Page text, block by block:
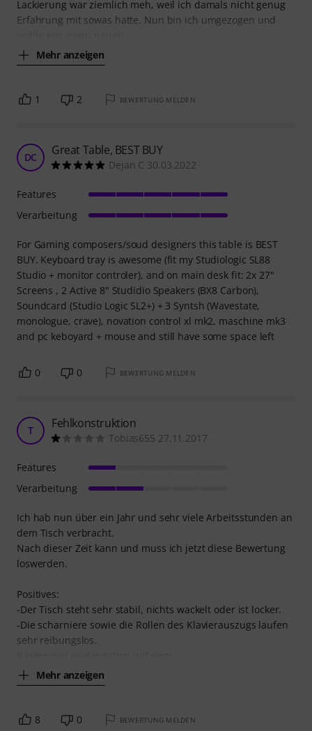
Lackierung war ziemlich meh, weil ich damals nicht genug
Erfahrung mit sowas hatte. Nun bin ich umgezogen und
Mehr anzeigen
1 2 BEWERTUNG MELDEN
DC Great Table, BEST BUY
Dejan C 30.03.2022
For Gaming composers/soud designers this table is BEST
BUY. Keyboard tray is awesome (fit my Studiologic SL88
Studio + monitor controler), and on main desk fit: 2x 27"
Screens , 2 Active 8" Studidio Speakers (BX8 Carbon),
Soundcard (Studio Logic SL2+) + 3 Syntsh (Wavestate,
monologue, crave), novation control xl mk2, maschine mk3
and pc keboyard + mouse and still have some space left
Features
Verarbeitung
0 0 BEWERTUNG MELDEN
T Fehlkonstruktion
Tobias655 27.11.2017
Ich hab nun über ein Jahr und sehr viele Arbeitsstunden an
dem Tisch verbracht.
Nach dieser Zeit kann und muss ich jetzt diese Bewertung
loswerden.
Positives:
-Der Tisch steht sehr stabil, nichts wackelt oder ist locker.
-Die scharniere sowie die Rollen des Klavierauszugs laufen
sehr reibungslos.
Mehr anzeigen
Features
Verarbeitung
8 0 BEWERTUNG MELDEN